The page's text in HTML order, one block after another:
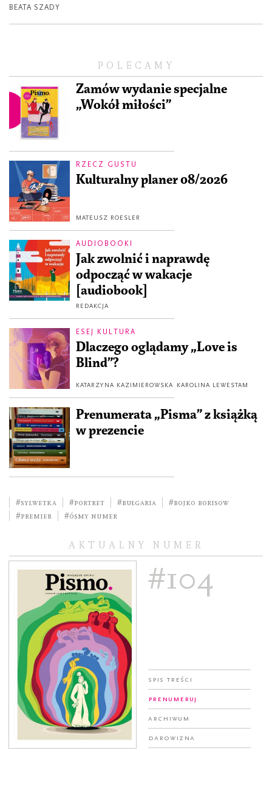
POLECAMY
Zamów wydanie specjalne
„Wokół miłości”
RZECZ GUSTU
Kulturalny planer 08/2026
MATEUSZ ROESLER
AUDIOBOOKI
Jak zwolnić i naprawdę
odpocząć w wakacje
[audiobook]
REDAKCJA
ESEJ KULTURA
Dlaczego oglądamy „Love is
Blind”?
KATARZYNA KAZIMIEROWSKA KAROLINA LEWESTAM
Prenumerata „Pisma” z książką
w prezencie
#sylwetka #portret #Bułgaria
#Bojko Borisow
#premier
#ósmy numer
AKTUALNY NUMER
#104
Spis treści
Prenumeruj
Archiwum
Darowizna
BEATA SZADY